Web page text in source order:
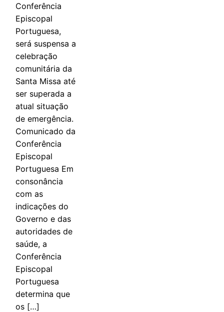
Conferência
Episcopal
Portuguesa,
será suspensa a
celebração
comunitária da
Santa Missa até
ser superada a
atual situação
de emergência.
Comunicado da
Conferência
Episcopal
Portuguesa Em
consonância
com as
indicações do
Governo e das
autoridades de
saúde, a
Conferência
Episcopal
Portuguesa
determina que
os […]